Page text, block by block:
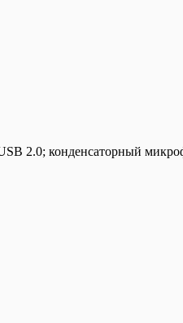
2.0; конденсаторный